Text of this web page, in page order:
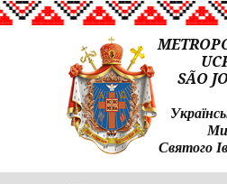
SÃO
Святого